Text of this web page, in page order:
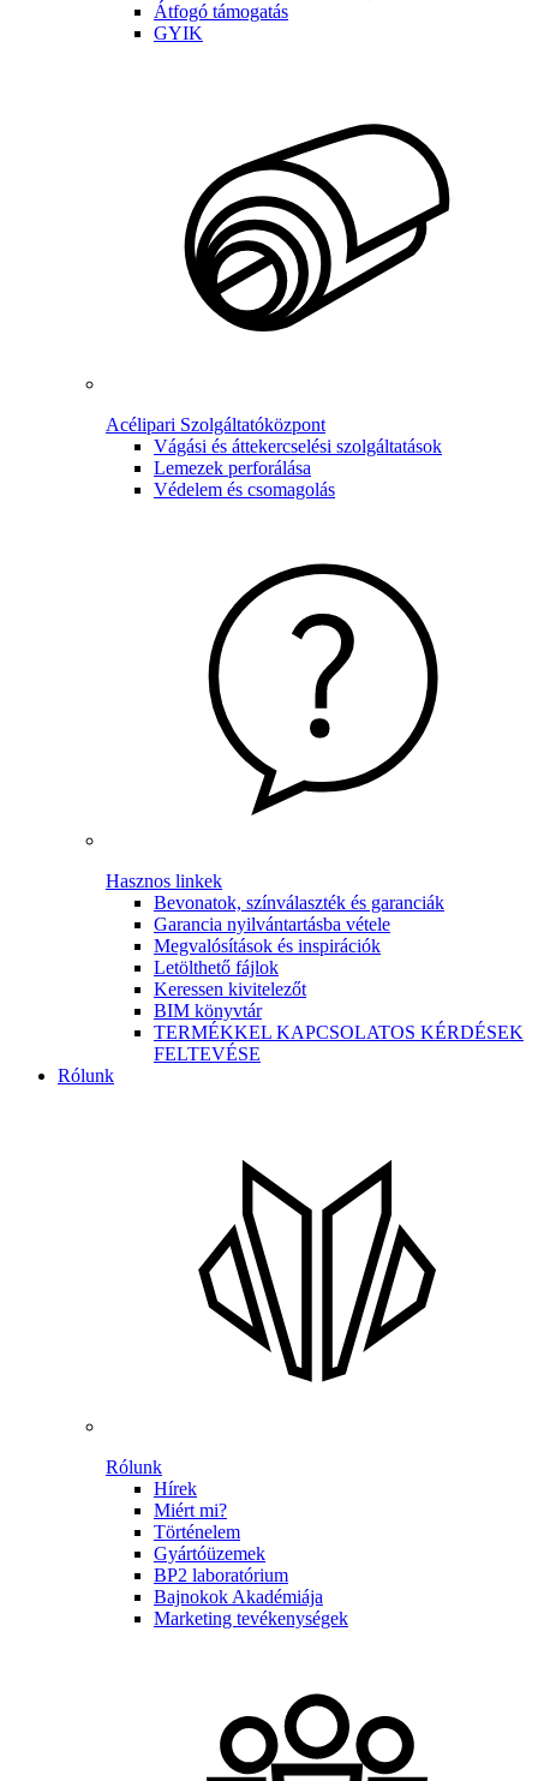
Átfogó támogatás
GYIK
Acélipari Szolgáltatóközpont
Vágási és áttekercselési szolgáltatások
Lemezek perforálása
Védelem és csomagolás
Hasznos linkek
Bevonatok, színválaszték és garanciák
Garancia nyilvántartásba vétele
Megvalósítások és inspirációk
Letölthető fájlok
Keressen kivitelezőt
BIM könyvtár
TERMÉKKEL KAPCSOLATOS KÉRDÉSEK
FELTEVÉSE
Rólunk
Rólunk
Hírek
Miért mi?
Történelem
Gyártóüzemek
BP2 laboratórium
Bajnokok Akadémiája
Marketing tevékenységek